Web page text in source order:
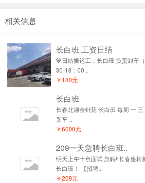
相关信息
长白班 工资日结
💙日结搬运工，长白班 负责卸车
30-18：00 ..
￥180元
长白班
长春北湖金针菇 长白班 每周 一
叉车 ..
￥6000元
209一天急聘长白班..
明天上午十点面试 急聘‼️长春座椅
长白班！ 【招聘..
￥209元